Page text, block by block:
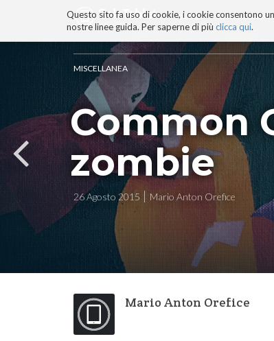
Questo sito fa uso di cookie, i cookie consentono
nostre linee guida. Per saperne di più clicca qui.
BLOG
ai
contenuti.
Salta
alla
navigazione
MISCELLANEA
Common
zombie
26 Agosto 2015 Mario Anton Orefice
Mario Anton Orefice